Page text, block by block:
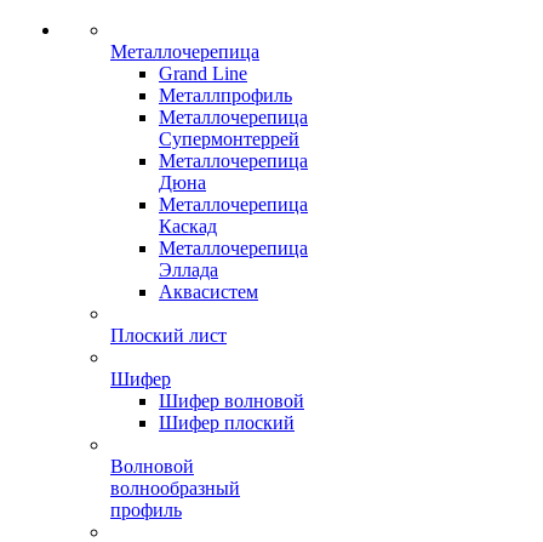
Металлочерепица
Grand Line
Металлпрофиль
Металлочерепица
Супермонтеррей
Металлочерепица
Дюна
Металлочерепица
Каскад
Металлочерепица
Эллада
Аквасистем
Плоский лист
Шифер
Шифер волновой
Шифер плоский
Волновой
волнообразный
профиль